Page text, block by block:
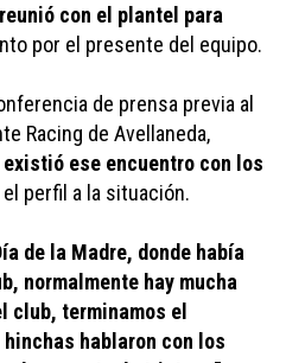
con el plantel para
por el presente del equipo.
de prensa previa al
ese encuentro con los
el perfil a la situación.
de la Madre, donde había
normalmente hay mucha
club, terminamos el
hablaron con los